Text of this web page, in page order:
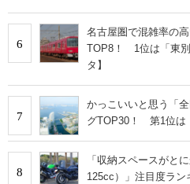
6
名古屋圏で混雑率の
TOP8！ 1位は「東
タ】
7
かっこいいと思う「
グTOP30！ 第1位は
8
「収納スペースがと
125cc）」注目度ラ